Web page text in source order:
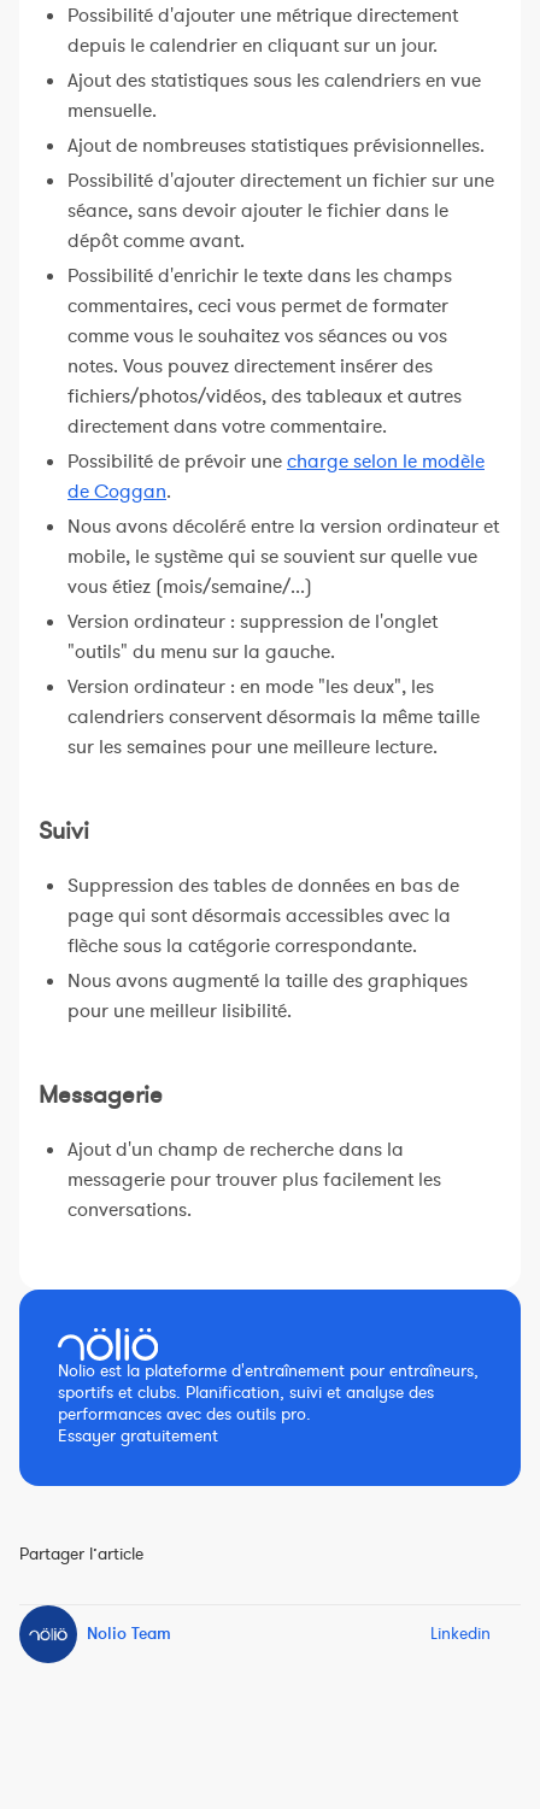
Possibilité d'ajouter une métrique directement
depuis le calendrier en cliquant sur un jour.
Ajout des statistiques sous les calendriers en vue
mensuelle.
Ajout de nombreuses statistiques prévisionnelles.
Possibilité d'ajouter directement un fichier sur une
séance, sans devoir ajouter le fichier dans le
dépôt comme avant.
Possibilité d'enrichir le texte dans les champs
commentaires, ceci vous permet de formater
comme vous le souhaitez vos séances ou vos
notes. Vous pouvez directement insérer des
fichiers/photos/vidéos, des tableaux et autres
directement dans votre commentaire.
Possibilité de prévoir unecharge selon le modèle
de Coggan.
Nous avons décoléré entre la version ordinateur et
mobile, le système qui se souvient sur quelle vue
vous étiez (mois/semaine/...)
Version ordinateur : suppression de l'onglet
"outils" du menu sur la gauche.
Version ordinateur : en mode "les deux", les
calendriers conservent désormais la même taille
sur les semaines pour une meilleure lecture.
Suivi
Suppression des tables de données en bas de
page qui sont désormais accessibles avec la
flèche sous la catégorie correspondante.
Nous avons augmenté la taille des graphiques
pour une meilleur lisibilité.
Messagerie
Ajout d'un champ de recherche dans la
messagerie pour trouver plus facilement les
conversations.
Nolio est la plateforme d'entraînement pour entraîneurs,
sportifs et clubs. Planification, suivi et analyse des
performances avec des outils pro.
Essayer gratuitement
Partager l’article
Nolio Team Linkedin